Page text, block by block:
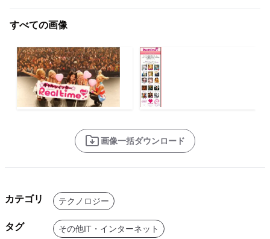
すべての画像
画像一括ダウンロード
カテゴリ テクノロジー
タグ その他IT・インターネット